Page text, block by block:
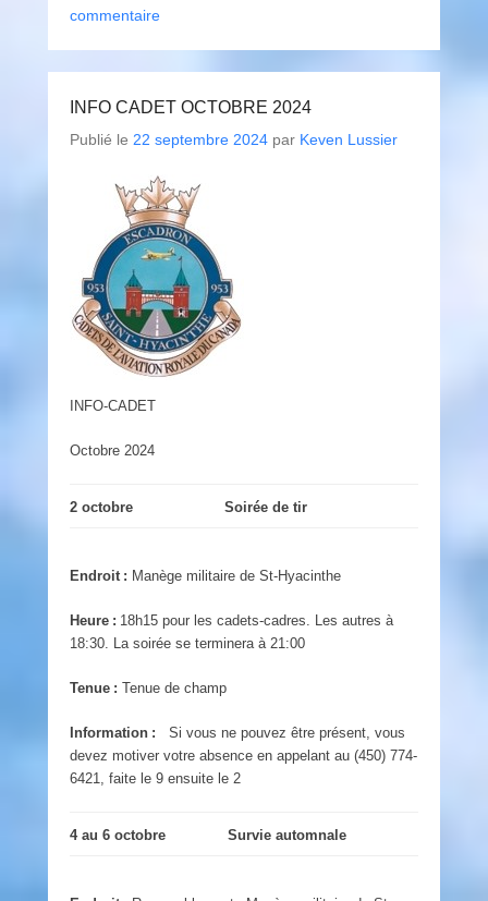
commentaire
INFO CADET OCTOBRE 2024
Publié le 22 septembre 2024 par Keven Lussier
INFO-CADET
Octobre 2024
2 octobre Soirée de tir
Endroit : Manège militaire de St-Hyacinthe
Heure : 18h15 pour les cadets-cadres. Les autres à
18:30. La soirée se terminera à 21:00
Tenue : Tenue de champ
Information : Si vous ne pouvez être présent, vous
devez motiver votre absence en appelant au (450) 774-
6421, faite le 9 ensuite le 2
4 au 6 octobre Survie automnale